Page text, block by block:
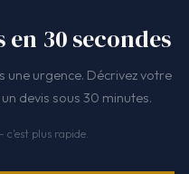
30 secondes
une urgence. Décrivez votre
devis sous 30 minutes.
c'est plus rapide.